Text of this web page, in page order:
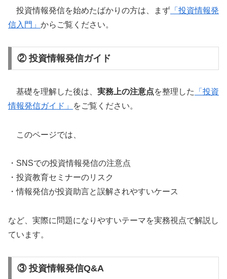
投資情報発信を始めたばかりの方は、まず 「投資情報発
信入門」 からご覧ください。
② 投資情報発信ガイド
基礎を理解した後は、 実務上の注意点を整理した
「投資
情報発信ガイド」
をご覧ください。
このページでは、
・SNSでの投資情報発信の注意点
・投資教育セミナーのリスク
・情報発信が投資助言と誤解されやすいケース
など、実際に問題になりやすいテーマを実務視点で解説し
ています。
③ 投資情報発信Q&A